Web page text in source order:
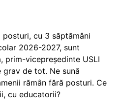
cu 3 săptămâni
2026-2027, sunt
prim-vicepreședinte USLI
de tot. Ne sună
rămân fără posturi. Ce
cu educatorii?